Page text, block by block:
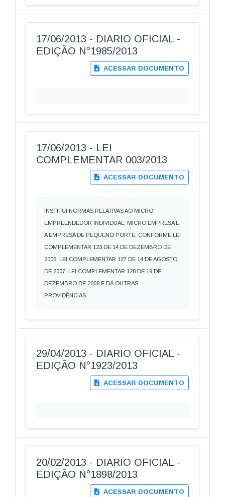
17/06/2013 - DIARIO OFICIAL -
EDIÇÃO N°1985/2013
ACESSAR DOCUMENTO
17/06/2013 - LEI
COMPLEMENTAR 003/2013
ACESSAR DOCUMENTO
INSTITUI NORMAS RELATIVAS AO MICRO
EMPREENDEDOR INDIVIDUAL, MICRO EMPRESA E
A EMPRESA DE PEQUENO PORTE, CONFORME LEI
COMPLEMENTAR 123 DE 14 DE DEZEMBRO DE
2006, LEI COMPLEMENTAR 127 DE 14 DE AGOSTO
DE 2007, LEI COMPLEMENTAR 128 DE 19 DE
DEZEMBRO DE 2008 E DÁ OUTRAS
PROVIDÊNCIAS.
29/04/2013 - DIARIO OFICIAL -
EDIÇÃO N°1923/2013
ACESSAR DOCUMENTO
20/02/2013 - DIARIO OFICIAL -
EDIÇÃO N°1898/2013
ACESSAR DOCUMENTO